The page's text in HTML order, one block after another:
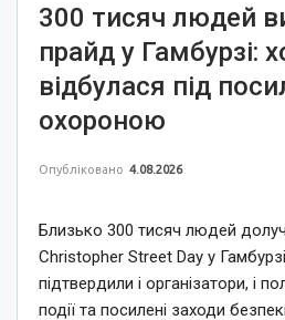
300 тисяч людей
прайд у Гамбурзі:
відбулася під
охороною
Опубліковано 4.08.2026
Близько 300 тисяч людей
Christopher Street Day у
підтвердили і організатори, і
події та посилені заходи